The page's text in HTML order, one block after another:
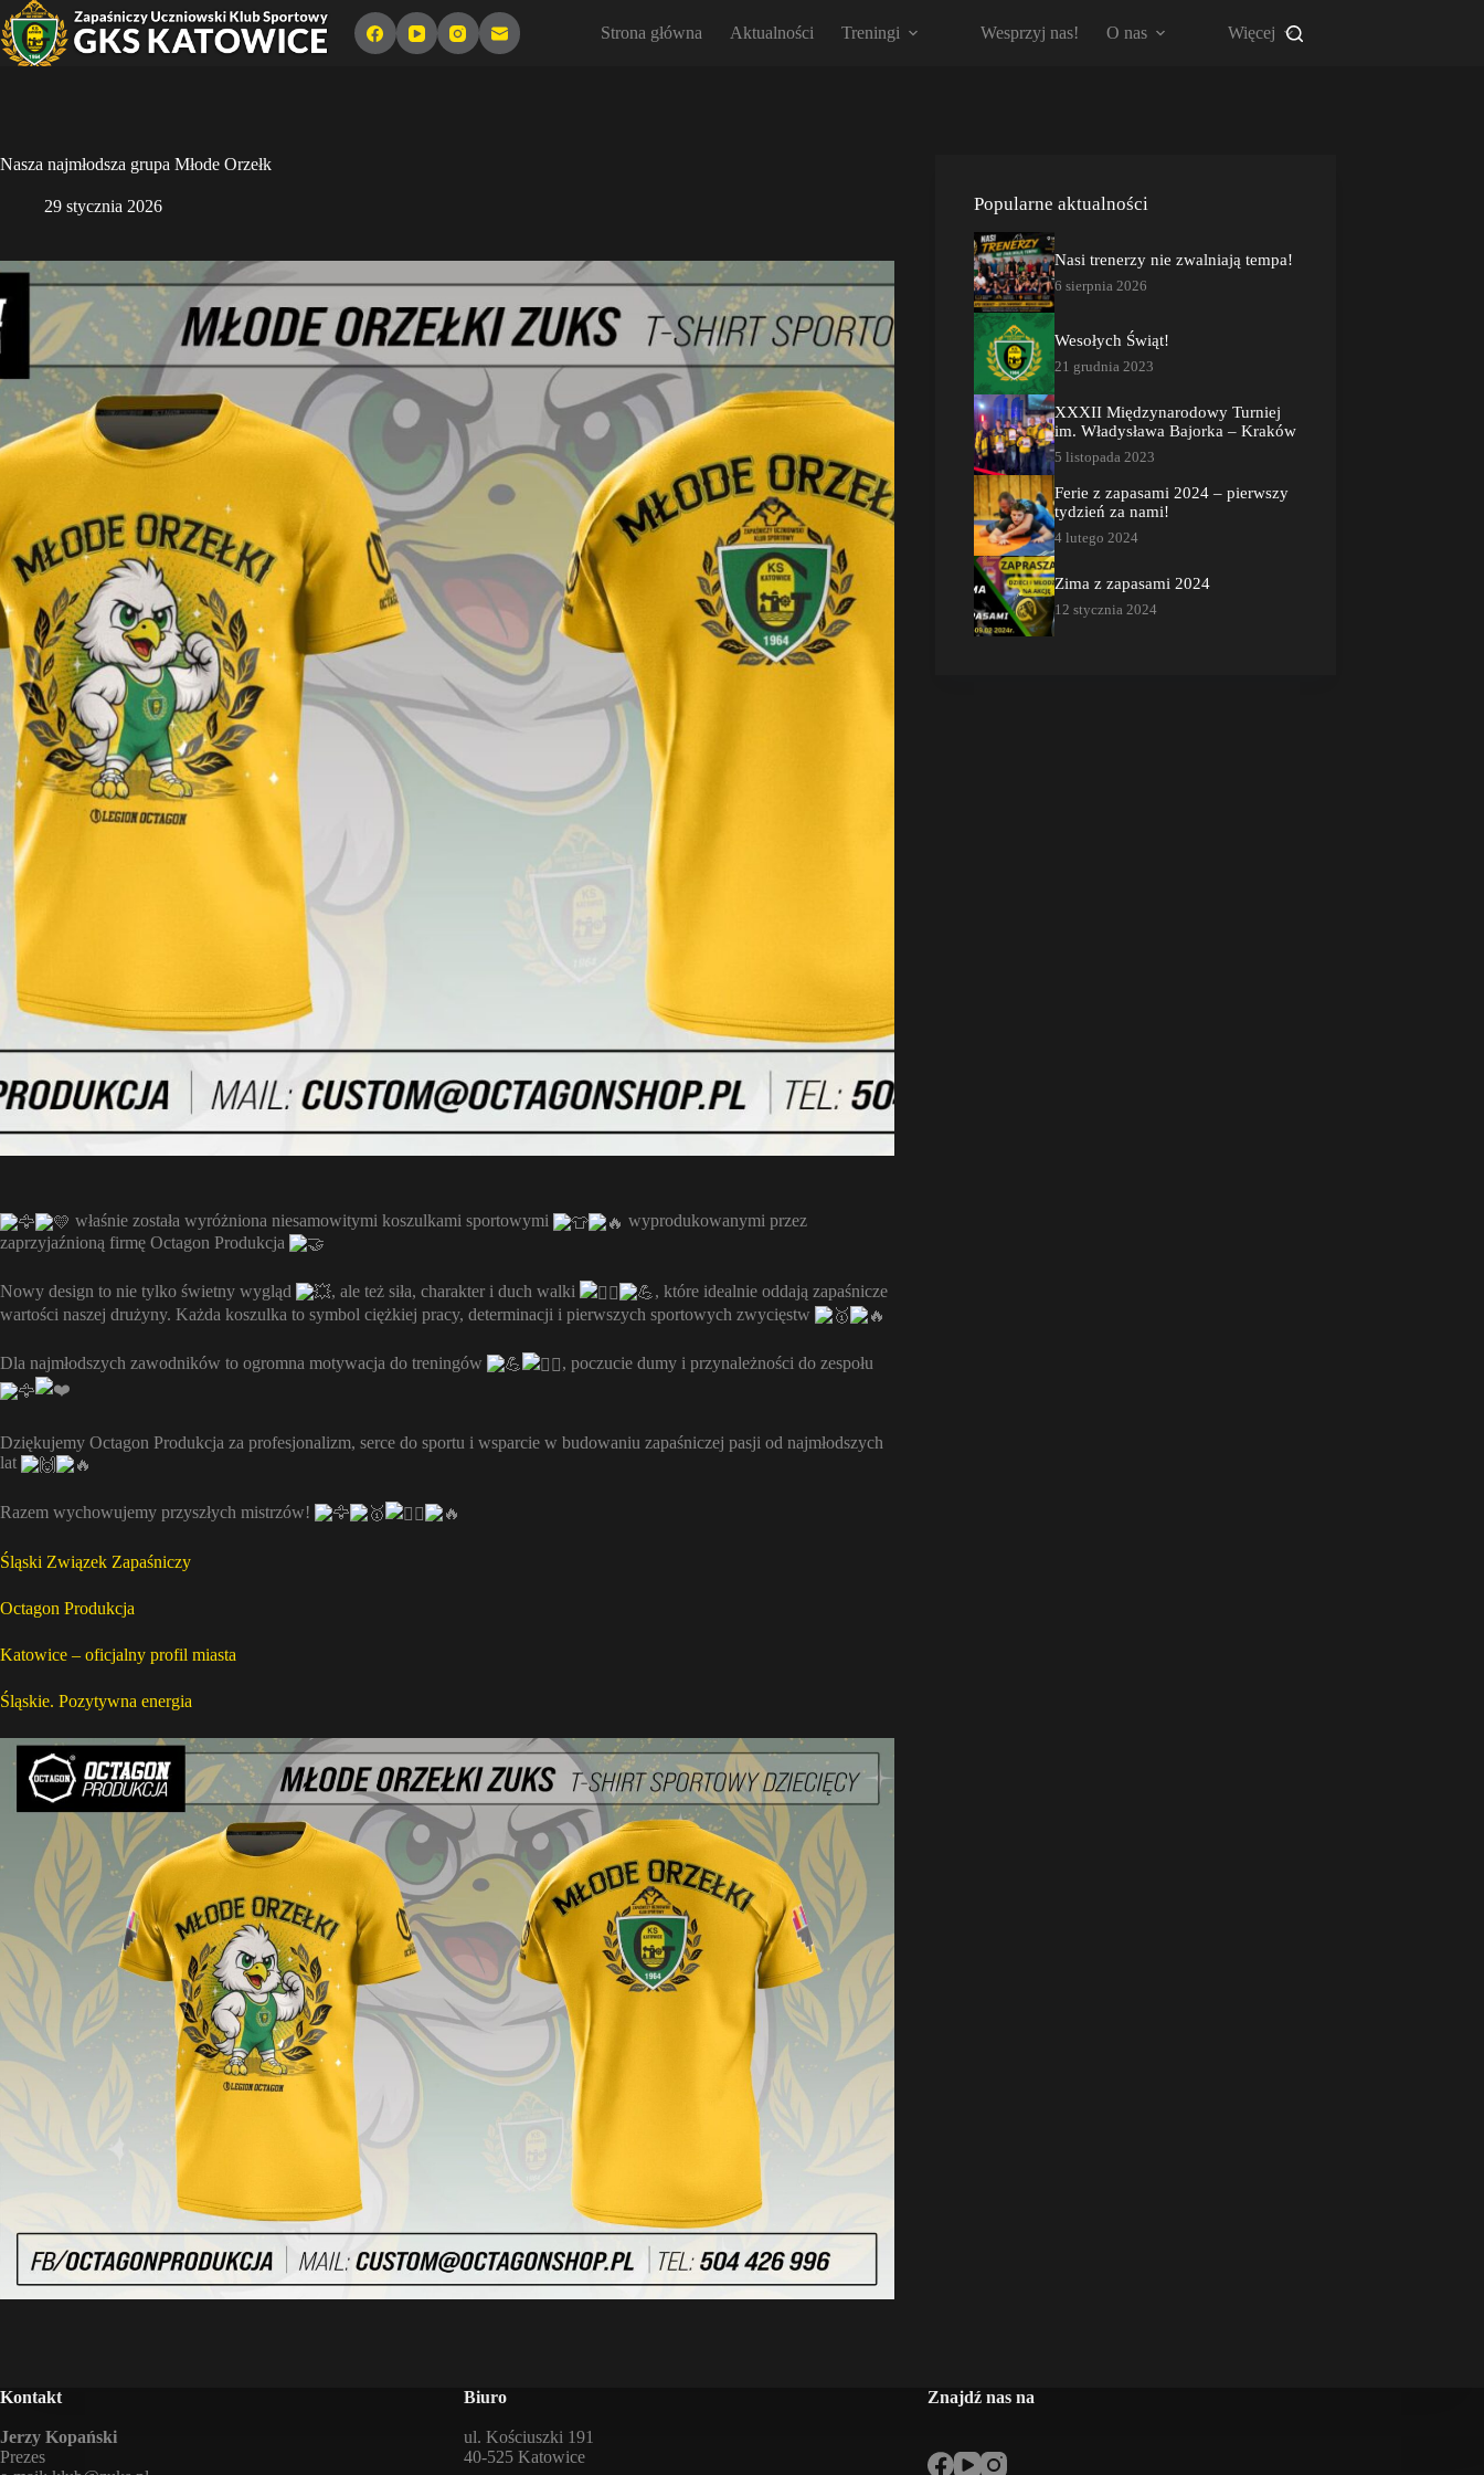
Przejdź
do
treści
Strona główna Aktualności Treningi Wesprzyj nas! O nas Więcej
Nasza najmłodsza grupa Młode Orzełk
29 stycznia 2026
właśnie została wyróżniona niesamowitymi koszulkami sportowymi
wyprodukowanymi przez
zaprzyjaźnioną firmę Octagon Produkcja
Nowy design to nie tylko świetny wygląd , ale też siła, charakter i duch walki
, które idealnie oddają zapaśnicze
wartości naszej drużyny. Każda koszulka to symbol ciężkiej pracy, determinacji i pierwszych sportowych zwycięstw
Dla najmłodszych zawodników to ogromna motywacja do treningów , poczucie dumy i przynależności do zespołu
Dziękujemy Octagon Produkcja za profesjonalizm, serce do sportu i wsparcie w budowaniu zapaśniczej pasji od najmłodszych
lat
Razem wychowujemy przyszłych mistrzów!
Śląski Związek Zapaśniczy
Octagon Produkcja
Katowice – oficjalny profil miasta
Śląskie. Pozytywna energia
Popularne aktualności
Nasi trenerzy nie zwalniają tempa!
6 sierpnia 2026
Wesołych Świąt!
21 grudnia 2023
XXXII Międzynarodowy Turniej
im. Władysława Bajorka – Kraków
5 listopada 2023
Ferie z zapasami 2024 – pierwszy
tydzień za nami!
4 lutego 2024
Zima z zapasami 2024
12 stycznia 2024
Kontakt
Jerzy Kopański
Prezes
Biuro
ul. Kościuszki 191
40-525 Katowice
Znajdź nas na